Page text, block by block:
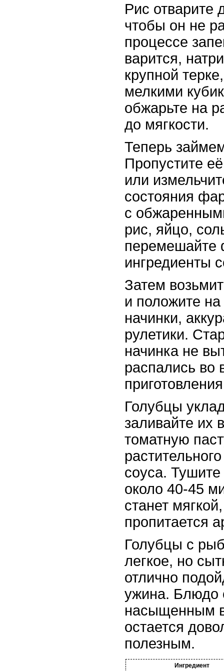
Рис отварите
чтобы он не
процессе
варится,
крупной
мелкими
обжарьте на
до мягкости.
Теперь
Пропустите
или
состояния
с
рис, яйцо,
перемешайте
ингредиенты
Затем
и положите
начинки,
рулетики.
начинка не
распались во
Голубцы
заливайте их
томатную
соуса.
около 40-45
станет
пропитается
Голубцы с
легкое, но
отлично
ужина. Блюдо
насыщенным
остается
полезным.
Ингредиент